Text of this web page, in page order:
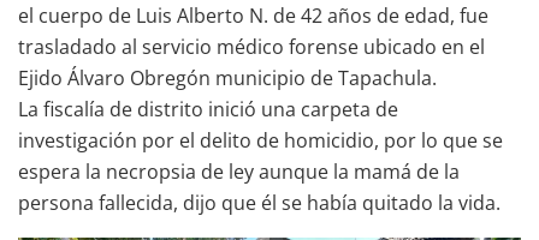
el cuerpo de Luis Alberto N. de 42 años de edad, fue
trasladado al servicio médico forense ubicado en el
Ejido Álvaro Obregón municipio de Tapachula.
La fiscalía de distrito inició una carpeta de
investigación por el delito de homicidio, por lo que se
espera la necropsia de ley aunque la mamá de la
persona fallecida, dijo que él se había quitado la vida.